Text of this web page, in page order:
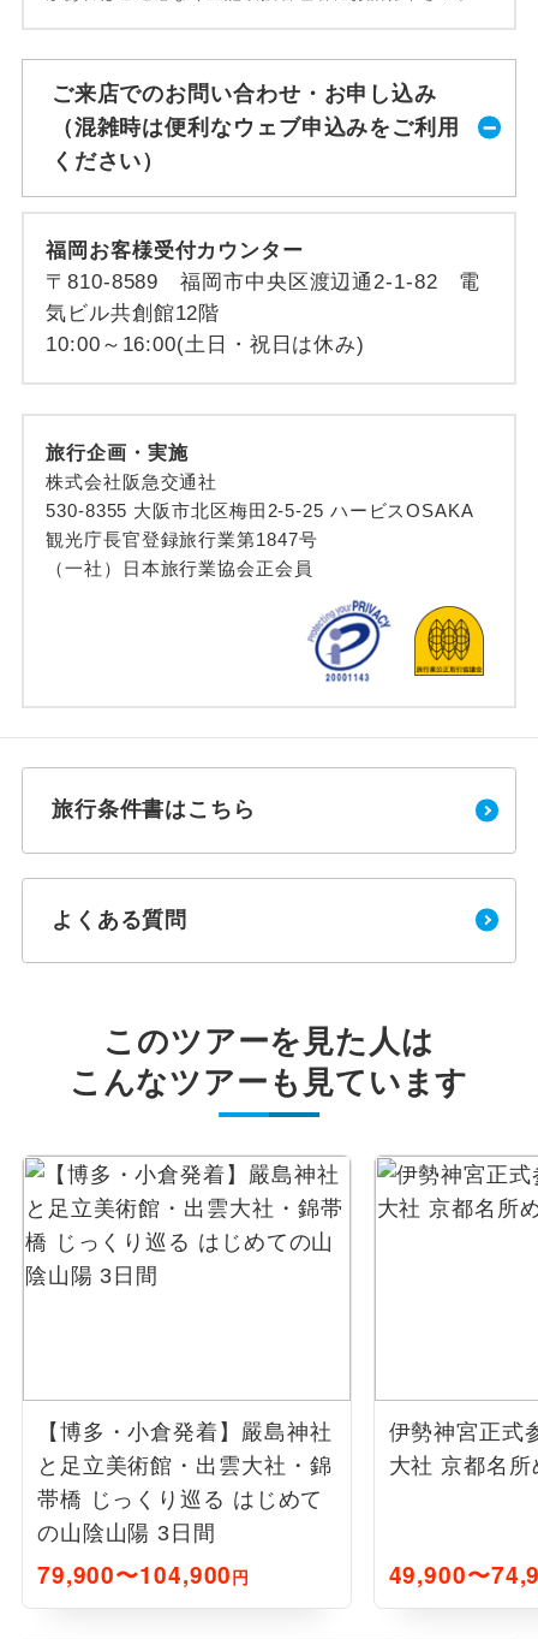
ご来店でのお問い合わせ・お申し込み
（混雑時は便利なウェブ申込みをご利用
ください）
福岡お客様受付カウンター
〒810-8589 福岡市中央区渡辺通2-1-82 電
気ビル共創館12階
10:00～16:00(土日・祝日は休み)
旅行企画・実施
株式会社阪急交通社
530-8355 大阪市北区梅田2-5-25 ハービスOSAKA
観光庁長官登録旅行業第1847号
（一社）日本旅行業協会正会員
旅行条件書はこちら
よくある質問
このツアーを見た人は
こんなツアーも見ています
【博多・小倉発着】嚴島神社
と足立美術館・出雲大社・錦
帯橋 じっくり巡る はじめて
の山陰山陽 3日間
79,900〜104,900円
伊勢神宮正式
大社 京都名
49,900〜